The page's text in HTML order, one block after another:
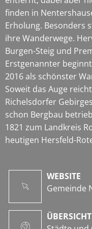
finden in
Erholung. Besonders
ihre Wanderwege.
Burgen-Steig und
Erstgenannter
2016 als schönster
Soweit das Auge
Richelsdorfer
schon Bergbau
1821 zum Landkreis
heutigen Hersfeld-
WEBSITE
Gemeinde
ÜBERSICHT